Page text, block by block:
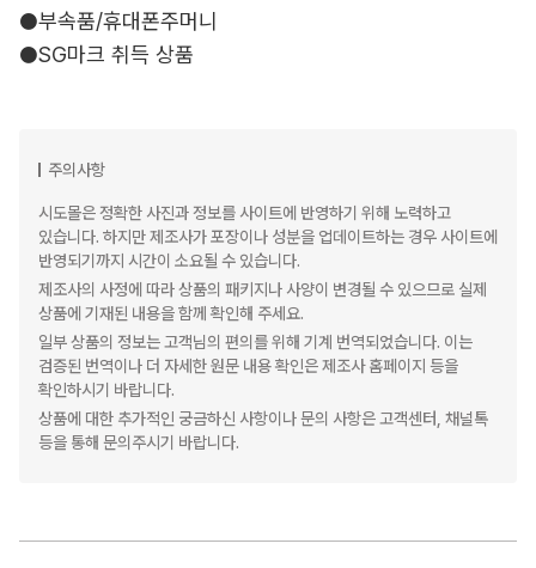
●부속품/휴대폰주머니
●SG마크 취득 상품
주의사항
시도몰은 정확한 사진과 정보를 사이트에 반영하기 위해 노력하고
있습니다. 하지만 제조사가 포장이나 성분을 업데이트하는 경우 사이트에
반영되기까지 시간이 소요될 수 있습니다.
제조사의 사정에 따라 상품의 패키지나 사양이 변경될 수 있으므로 실제
상품에 기재된 내용을 함께 확인해 주세요.
일부 상품의 정보는 고객님의 편의를 위해 기계 번역되었습니다. 이는
검증된 번역이나 더 자세한 원문 내용 확인은 제조사 홈페이지 등을
확인하시기 바랍니다.
상품에 대한 추가적인 궁금하신 사항이나 문의 사항은 고객센터, 채널톡
등을 통해 문의주시기 바랍니다.